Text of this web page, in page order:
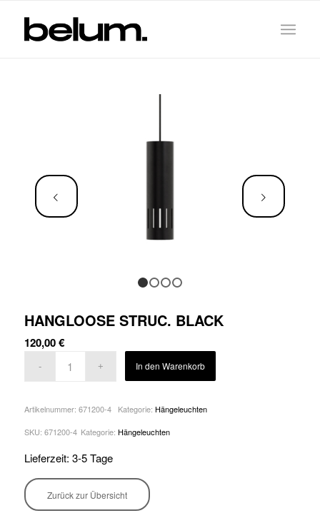
HANGLOOSE STRUC. BLACK
120,00€
In den Warenkorb
Artikelnummer: 671200-4 Kategorie: Hängeleuchten
SKU: 671200-4 Kategorie: Hängeleuchten
Lieferzeit: 3-5 Tage
Zurück zur Übersicht